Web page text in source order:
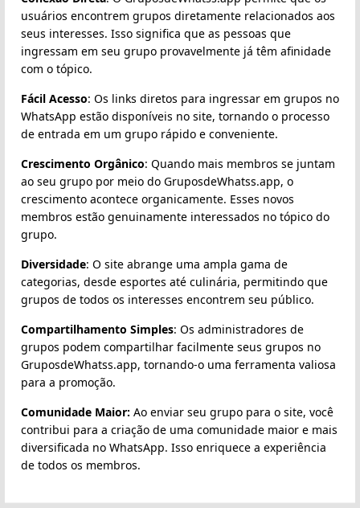
usuários encontrem grupos diretamente relacionados aos
seus interesses. Isso significa que as pessoas que
ingressam em seu grupo provavelmente já têm afinidade
com o tópico.
Fácil Acesso: Os links diretos para ingressar em grupos no
WhatsApp estão disponíveis no site, tornando o processo
de entrada em um grupo rápido e conveniente.
Crescimento Orgânico: Quando mais membros se juntam
ao seu grupo por meio do GruposdeWhatss.app, o
crescimento acontece organicamente. Esses novos
membros estão genuinamente interessados no tópico do
grupo.
Diversidade: O site abrange uma ampla gama de
categorias, desde esportes até culinária, permitindo que
grupos de todos os interesses encontrem seu público.
Compartilhamento Simples: Os administradores de
grupos podem compartilhar facilmente seus grupos no
GruposdeWhatss.app, tornando-o uma ferramenta valiosa
para a promoção.
Comunidade Maior: Ao enviar seu grupo para o site, você
contribui para a criação de uma comunidade maior e mais
diversificada no WhatsApp. Isso enriquece a experiência
de todos os membros.